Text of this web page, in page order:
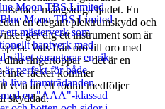
mångsidiga ljudet. En
en elegant plektrumskydd och
ger dig ett instrument som är
Vals från oro till oro med
dina fingertoppar – det är en
inte räcker kommer
veta att ett fodral medföljer
skyddad.